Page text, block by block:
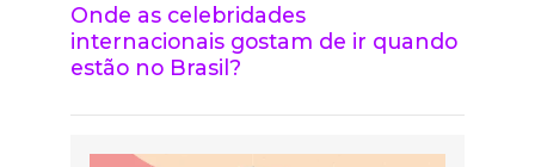
Onde as celebridades
internacionais gostam de ir quando
estão no Brasil?